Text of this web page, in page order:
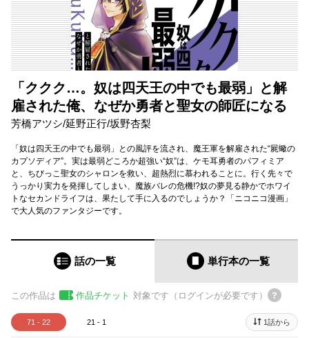
「ククク…。奴は四天王の中でも最弱」と解
雇された俺、なぜか勇者と聖女の師匠になる
芳橋アツシ/延野正行/坂野杏梨
「奴は四天王の中でも最弱」との風評を流され、魔王軍を解雇された“屍蠍の
カプソディア”。実は最弱どころか超強い“奴”は、ケモ耳勇者のパフィミア
と、ちびっこ聖女のシャロンを救い、超熱烈に慕われることに。行く先々で
うっかり実力を発揮してしまい、魔族バレの危機!?奴の夢見る静かでホワイ
トなセカンドライフは、果たして手に入るのでしょうか？「ニコニコ漫画」
で大人気のファンタジーです。
話の一覧 単行本の一覧
この作品は 作品チケット 対象です（ログインが必要です）
71 - 22 21 - 1 1話から